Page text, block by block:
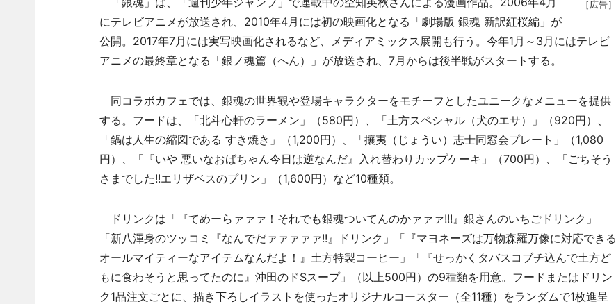
［広告］
にテレビアニメが放送され、2010年4月には初の映画化となる「劇場版 銀魂 新訳紅桜編」が
公開。2017年7月には実写映画化されるなど、メディアミックス展開も行う。今年1月～3月にはテレビ
アニメの最終章となる「銀ノ魂篇（へん）」が放送され、7月からは後半戦がスタートする。
同コラボカフェでは、銀魂の世界観や登場キャラクターをモチーフとしたユニークなメニューを提供
する。フードは、「北斗心軒のラーメン」（580円）、「土方スペシャル（犬のエサ）」（920円）、
「鍋は人生の縮図である すき焼き」（1,200円）、「攘夷（じょうい）志士同窓会プレート」（1,080
円）、「『いや 悪いなおばちゃん今日は逆なんだ』入れ替わりカップケーキ」（700円）、「ごちそう
さまでした!!エリザベスのプリン」（1,600円）など10種類。
ドリンクは「『てめーらァァァ！それでも銀魂ついてんのかァァァ!!!』銀さんのいちごドリンク」
「新八渾身のツッコミ『なんでだァァァァァ!!』ドリンク」「『マヨネーズは万物森羅万像に対応できる
オールマイティーなアイテムなんだよ！』土方特製コーヒー」「『せっかくタバスコブチ込んで土方ど
もに食わそうと思ってたのに』沖田のドSスープ」（以上500円）の9種類を用意。フードまたはドリン
ク1品注文ごとに、描き下ろしイラストを使ったオリジナルコースター（全11種）をランダムで1枚進呈